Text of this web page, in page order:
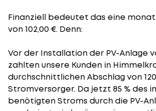
Finanziell bedeutet das eine
von 102,00 €. Denn:
Vor der Installation der PV-Anlage
zahlten unsere Kunden in
durchschnittlichen Abschlag von
Stromversorger. Da jetzt 85 % des
benötigten Stroms durch die PV-